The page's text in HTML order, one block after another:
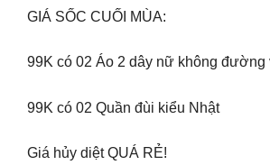
GIÁ SỐC CUỐI MÙA:
99K có 02 Áo 2 dây nữ không đường
99K có 02 Quần đùi kiểu Nhật
Giá hủy diệt QUÁ RẺ!